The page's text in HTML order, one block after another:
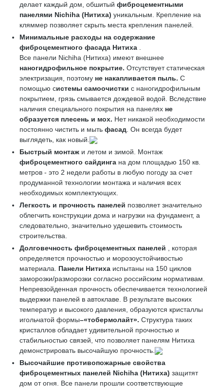
делает каждый дом, обшитый фиброцементными
панелями Nichiha (Нитиха) уникальным. Крепление на
кляммер позволяет скрыть места крепления панелей.
Минимальные расходы на содержание
фиброцементного фасада Нитиха
Все панели Nichiha (Нитиха) имеют внешнее
наногидрофильное покрытие. Отсутствует статическая
электризация, поэтому не накапливается пыль. С
помощью системы самоочистки с наногидрофильным
покрытием, грязь смывается дождевой водой. Вследствие
наличия специального покрытия на панелях не
образуется плесень и мох. Нет никакой необходимости
постоянно чистить и мыть фасад . Он всегда будет
выглядеть, как новый.
Быстрый монтаж и летом и зимой. Монтаж
фиброцементного сайдинга на дом площадью 150 кв.
метров - это 2 недели работы в любую погоду за счет
продуманной технологии монтажа и наличия всех
необходимых комплектующих.
Легкость и прочность панелей позволяет значительно
облегчить конструкции дома и нагрузки на фундамент, а
следовательно, значительно удешевить стоимость
строительства.
Долговечность фиброцементных панелей
, которая
определяется прочностью и морозоустойчивостью
материала. Панели Нитиха испытаны на 150 циклов
заморозки/разморозки согласно российским нормативам.
Непревзойденная прочность обеспечивается технологией
выдержки панелей в автоклаве. В результате высоких
температур и высокого давления, образуются кристаллы
игольчатой формы–«тобермолайт». Структура таких
кристаллов обладает удивительной прочностью и
стабильностью связей, что позволяет панелям Нитиха
демонстрировать высочайшую прочность.
Высочайшие противопожарные свойства
фиброцементных панелей Nichiha (Нитиха) защитят
дом от огня. Все панели прошли соответствующие